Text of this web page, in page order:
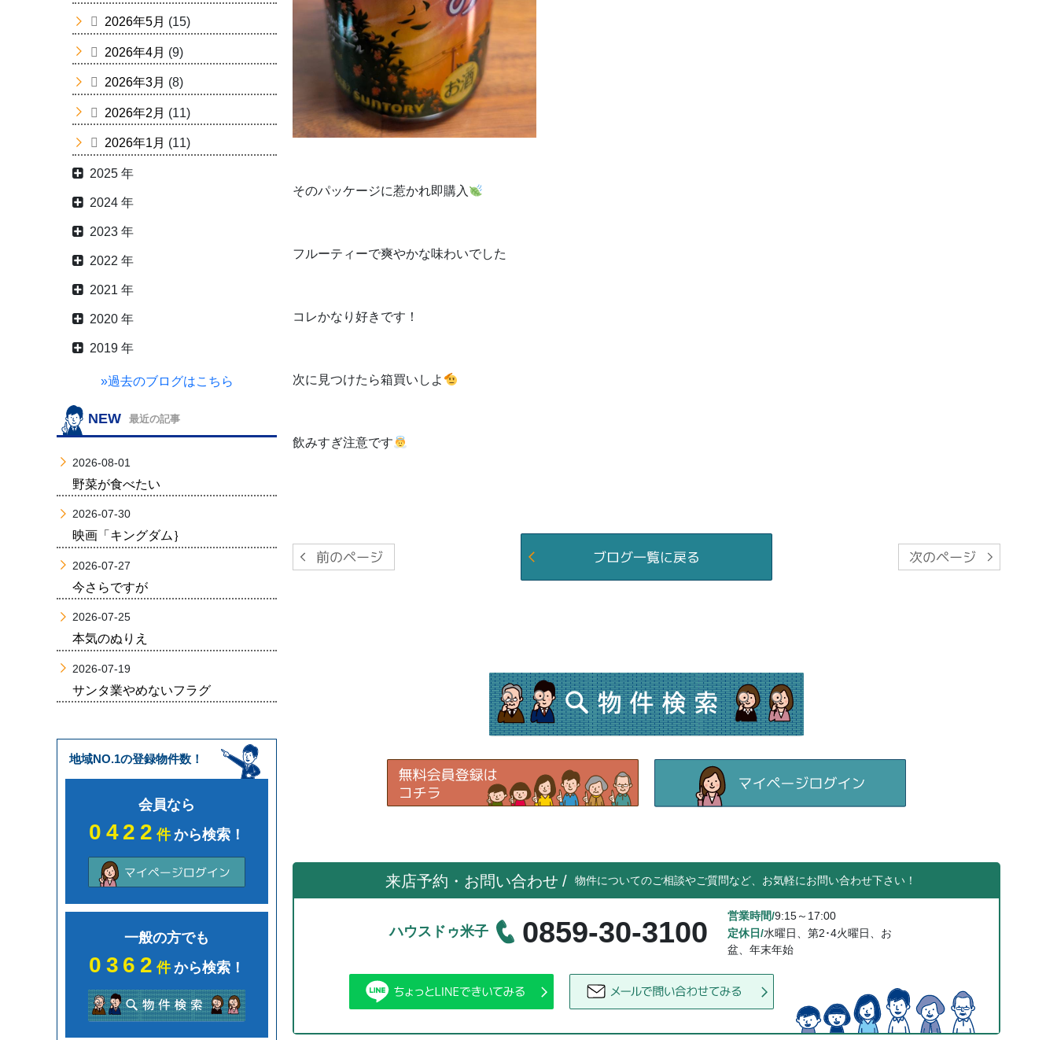
そのパッケージに惹かれ即購入
フルーティーで爽やかな味わいでした
コレかなり好きです！
次に見つけたら箱買いしよ
飲みすぎ注意です
来店予約・お問い合わせ / 物件についてのご相談やご質問など、お気軽にお問い合わせ下さい！
ハウスドゥ米子 0859-30-3100 営業時間/9:15～17:00
定休日/水曜日、第2･4火曜日、お
盆、年末年始
2026年5月 (15)
2026年4月 (9)
2026年3月 (8)
2026年2月 (11)
2026年1月 (11)
2025 年
2024 年
2023 年
2022 年
2021 年
2020 年
2019 年
»過去のブログはこちら
NEW 最近の記事
2026-08-01
野菜が食べたい
2026-07-30
映画「キングダム｝
2026-07-27
今さらですが
2026-07-25
本気のぬりえ
2026-07-19
サンタ業やめないフラグ
地域NO.1の登録物件数！
会員なら
0422件から検索！
一般の方でも
0362件から検索！